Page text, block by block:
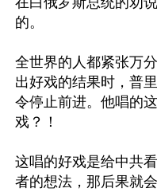
的。
全世界的人都紧张万
出好戏的结果时，普
令停止前进。他唱的
戏？！
这唱的好戏是给中共
者的想法，那后果就